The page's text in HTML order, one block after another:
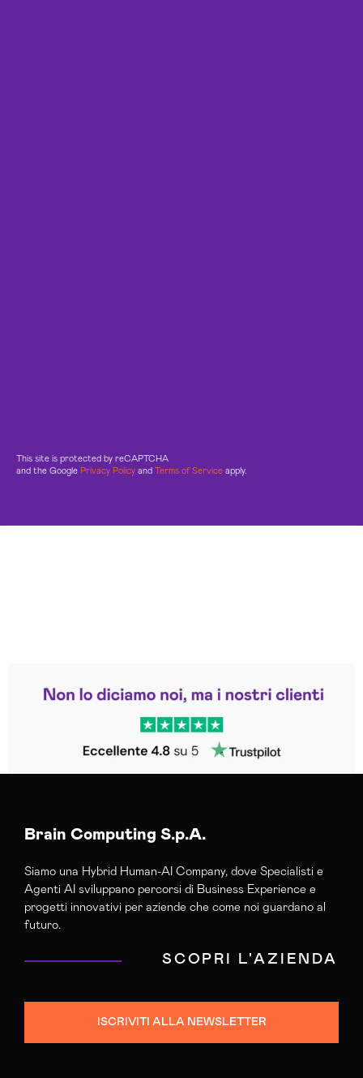
This site is protected by reCAPTCHA
and the Google Privacy Policy and Terms of Service apply.
Trustpilot
Brain Computing S.p.A.
Siamo una Hybrid Human-AI Company, dove Specialisti e
Agenti AI sviluppano percorsi di Business Experience e
progetti innovativi per aziende che come noi guardano al
futuro.
SCOPRI L'AZIENDA
ISCRIVITI ALLA NEWSLETTER